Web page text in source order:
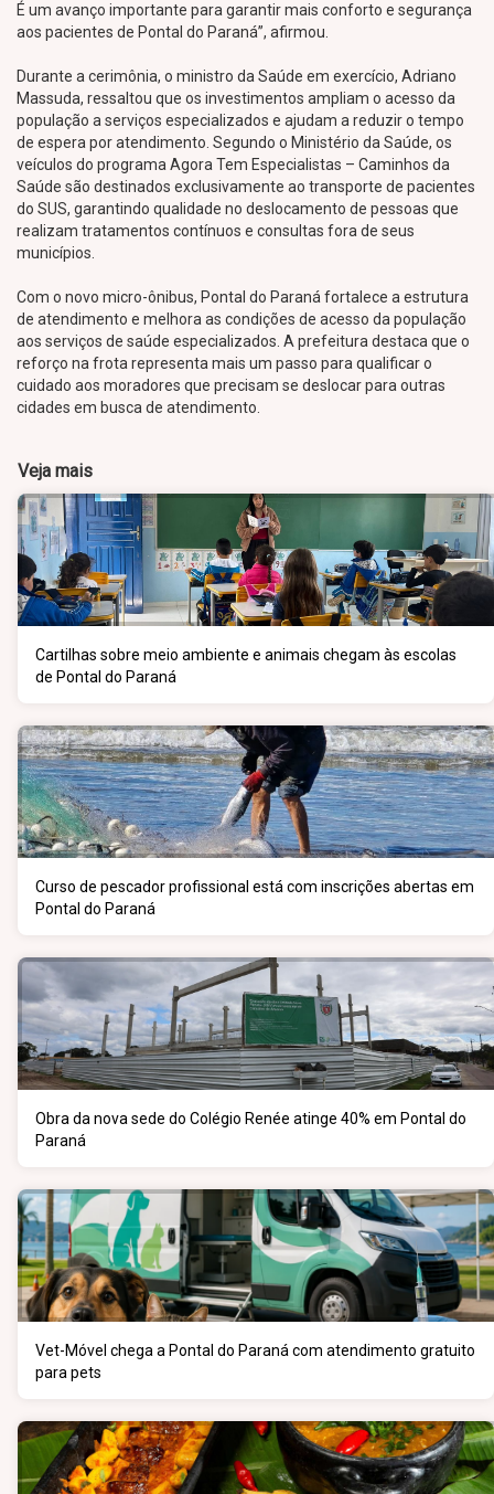
É um avanço importante para garantir mais conforto e segurança
aos pacientes de Pontal do Paraná”, afirmou.
Durante a cerimônia, o ministro da Saúde em exercício, Adriano
Massuda, ressaltou que os investimentos ampliam o acesso da
população a serviços especializados e ajudam a reduzir o tempo
de espera por atendimento. Segundo o Ministério da Saúde, os
veículos do programa Agora Tem Especialistas – Caminhos da
Saúde são destinados exclusivamente ao transporte de pacientes
do SUS, garantindo qualidade no deslocamento de pessoas que
realizam tratamentos contínuos e consultas fora de seus
municípios.
Com o novo micro-ônibus, Pontal do Paraná fortalece a estrutura
de atendimento e melhora as condições de acesso da população
aos serviços de saúde especializados. A prefeitura destaca que o
reforço na frota representa mais um passo para qualificar o
cuidado aos moradores que precisam se deslocar para outras
cidades em busca de atendimento.
Veja mais
Cartilhas sobre meio ambiente e animais chegam às escolas
de Pontal do Paraná
Curso de pescador profissional está com inscrições abertas em
Pontal do Paraná
Obra da nova sede do Colégio Renée atinge 40% em Pontal do
Paraná
Vet-Móvel chega a Pontal do Paraná com atendimento gratuito
para pets